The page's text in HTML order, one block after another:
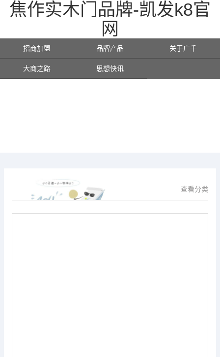
焦作实木门品牌-凯发k8官
网
招商加盟 品牌产品 关于广千
大商之路 思想快讯
查看分类